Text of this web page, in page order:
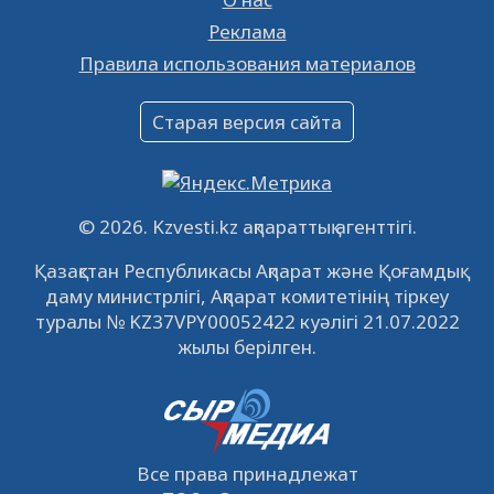
16.12.2022 61043
Объявление
09.12.2022
Свободные рабочие места
встречу с инвесторами в Кызылорде 22
ноября
21.11.2022 14943 0
© 2026. Kzvesti.kz ақпараттық агенттігі.
Қазақстан Республикасы Ақпарат және Қоғамдық
даму министрлігі, Ақпарат комитетінің тіркеу
туралы № KZ37VPY00052422 куәлігі 21.07.2022
жылы берілген.
Все права принадлежат
Реклама
Правила использования материалов
Старая версия сайта